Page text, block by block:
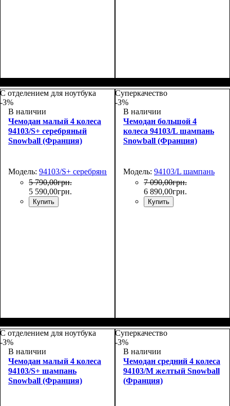
77х51х31
67х45х26
С отделением для ноутбука
-3%
В наличии
Чемодан малый 4 колеса
94103/S+ серебряный
Snowball (Франция)
Модель: 94103/S+ серебряный
5 790,00грн.
5 590,00грн.
Купить
55х39х22
Суперкачество
-3%
В наличии
Чемодан большой 4
колеса 94103/L шампань
Snowball (Франция)
Модель: 94103/L шампань
7 090,00грн.
6 890,00грн.
Купить
77х51х31
С отделением для ноутбука
-3%
В наличии
Чемодан малый 4 колеса
94103/S+ шампань
Snowball (Франция)
Суперкачество
-3%
В наличии
Чемодан средний 4 колеса
94103/M желтый Snowball
(Франция)